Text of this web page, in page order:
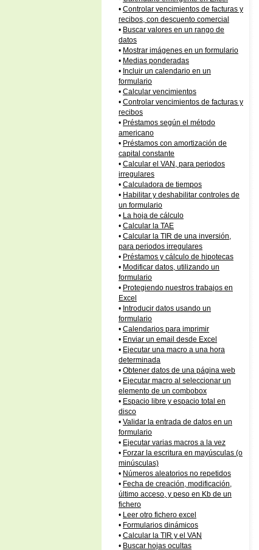
• Controlar vencimientos de facturas y
recibos, con descuento comercial
• Buscar valores en un rango de
datos
• Mostrar imágenes en un formulario
• Medias ponderadas
• Incluir un calendario en un
formulario
• Calcular vencimientos
• Controlar vencimientos de facturas y
recibos
• Préstamos según el método
americano
• Préstamos con amortización de
capital constante
• Calcular el VAN, para periodos
irregulares
• Calculadora de tiempos
• Habilitar y deshabilitar controles de
un formulario
•
La hoja de cálculo
• Calcular la TAE
• Calcular la TIR de una inversión,
para periodos irregulares
• Préstamos y cálculo de hipotecas
• Modificar datos, utilizando un
formulario
• Protegiendo nuestros trabajos en
Excel
• Introducir datos usando un
formulario
• Calendarios para imprimir
• Enviar un email desde Excel
• Ejecutar una macro a una hora
determinada
• Obtener datos de una página web
• Ejecutar macro al seleccionar un
elemento de un combobox
• Espacio libre y espacio total en
disco
• Validar la entrada de datos en un
formulario
• Ejecutar varias macros a la vez
• Forzar la escritura en mayúsculas (o
minúsculas)
• Números aleatorios no repetidos
• Fecha de creación, modificación,
último acceso, y peso en Kb de un
fichero
•
Leer otro fichero excel
• Formularios dinámicos
• Calcular la TIR y el VAN
• Buscar hojas ocultas